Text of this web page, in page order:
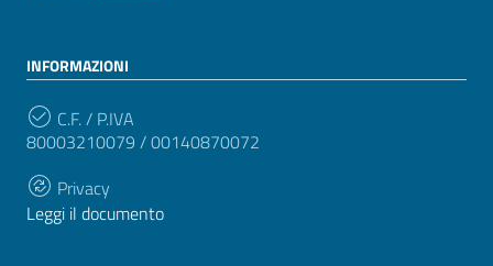
INFORMAZIONI
C.F. / P.IVA
80003210079 / 00140870072
Privacy
Leggi il documento